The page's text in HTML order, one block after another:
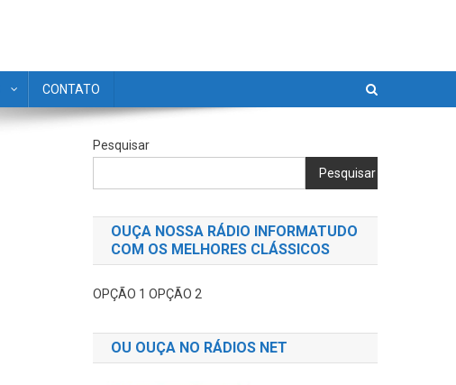
CONTATO
Pesquisar
Pesquisar
OUÇA NOSSA RÁDIO INFORMATUDO
COM OS MELHORES CLÁSSICOS
OPÇÃO 1OPÇÃO 2
OU OUÇA NO RÁDIOS NET